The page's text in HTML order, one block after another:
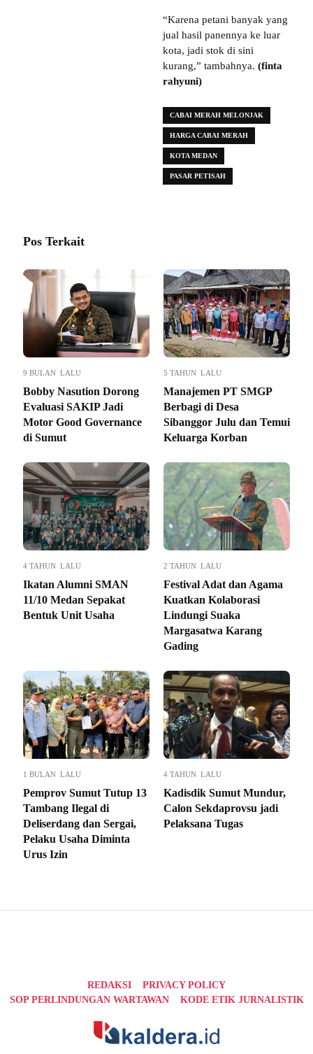
“Karena petani banyak yang
jual hasil panennya ke luar
kota, jadi stok di sini
kurang,” tambahnya. (finta
rahyuni)
CABAI MERAH MELONJAK
HARGA CABAI MERAH
KOTA MEDAN
PASAR PETISAH
Pos Terkait
9 BULAN LALU
Bobby Nasution Dorong
Evaluasi SAKIP Jadi
Motor Good Governance
di Sumut
5 TAHUN LALU
Manajemen PT SMGP
Berbagi di Desa
Sibanggor Julu dan Temui
Keluarga Korban
4 TAHUN LALU
Ikatan Alumni SMAN
11/10 Medan Sepakat
Bentuk Unit Usaha
2 TAHUN LALU
Festival Adat dan Agama
Kuatkan Kolaborasi
Lindungi Suaka
Margasatwa Karang
Gading
1 BULAN LALU
Pemprov Sumut Tutup 13
Tambang Ilegal di
Deliserdang dan Sergai,
Pelaku Usaha Diminta
Urus Izin
4 TAHUN LALU
Kadisdik Sumut Mundur,
Calon Sekdaprovsu jadi
Pelaksana Tugas
REDAKSI
PRIVACY POLICY
SOP PERLINDUNGAN WARTAWAN
KODE ETIK JURNALISTIK